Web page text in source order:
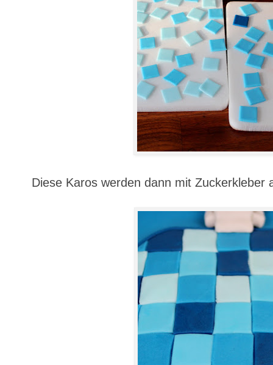
Diese Karos werden dann mit Zuckerkleber